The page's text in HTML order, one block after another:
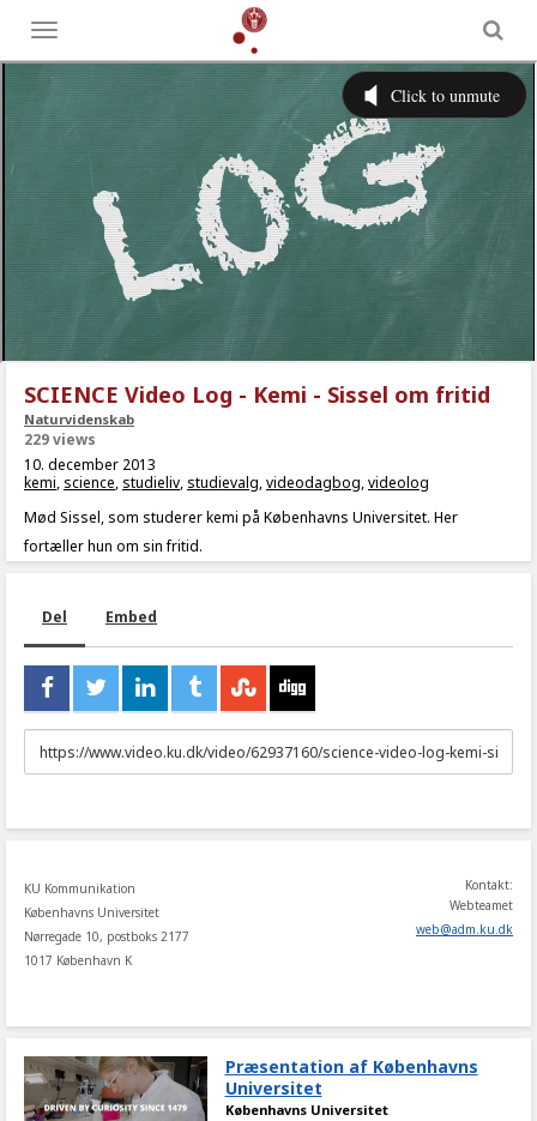
Toggle
menu
SCIENCE Video Log - Kemi - Sissel om fritid
Naturvidenskab
229 views
10. december 2013
kemi, science, studieliv, studievalg,videodagbog,videolog
Mød Sissel, som studerer kemi på Københavns Universitet. Her
fortæller hun om sin fritid.
Del Embed
URL
to
KU Kommunikation
Københavns Universitet
Nørregade 10, postboks 2177
1017 København K
Kontakt:
Webteamet
web@adm.ku.dk
Præsentation af Københavns
Universitet
Københavns Universitet